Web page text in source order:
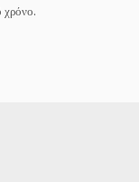
χρόνο.